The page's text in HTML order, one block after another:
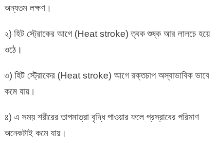
অন্যতম লক্ষণ।
২) হিট স্ট্রোকের আগে (Heat stroke) ত্বক শুষ্ক আর লালচে হয়ে
ওঠে।
৩) হিট স্ট্রোকের (Heat stroke) আগে রক্তচাপ অস্বাভাবিক ভাবে
কমে যায়।
৪) এ সময় শরীরের তাপমাত্রা বৃদ্ধি পাওয়ার ফলে প্রস্রাবের পরিমাণ
অনেকটাই কমে যায়।